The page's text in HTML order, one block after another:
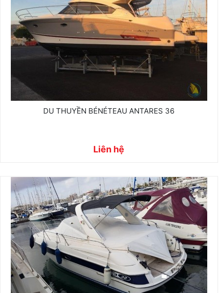
DU THUYỀN BÉNÉTEAU ANTARES 36
Liên hệ